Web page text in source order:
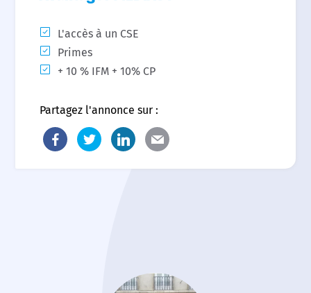
L'accès à un CSE
Primes
+ 10 % IFM + 10% CP
Partagez l'annonce sur :